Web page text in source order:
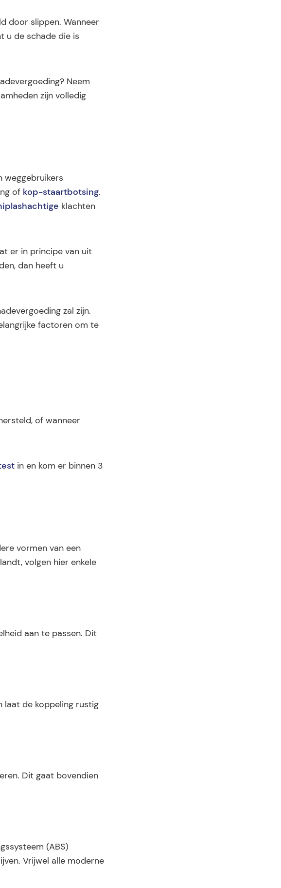
door slippen. Wanneer
u de schade die is
Neem
zijn volledig
weggebruikers
of kop-staartbotsing.
klachten
er in principe van uit
dan heeft u
zal zijn.
factoren om te
of wanneer
in en kom er binnen 3
vormen van een
volgen hier enkele
aan te passen. Dit
laat de koppeling rustig
Dit gaat bovendien
(ABS)
Vrijwel alle moderne